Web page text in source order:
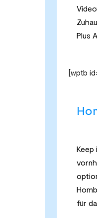
Plus
[wptb
Keep
für